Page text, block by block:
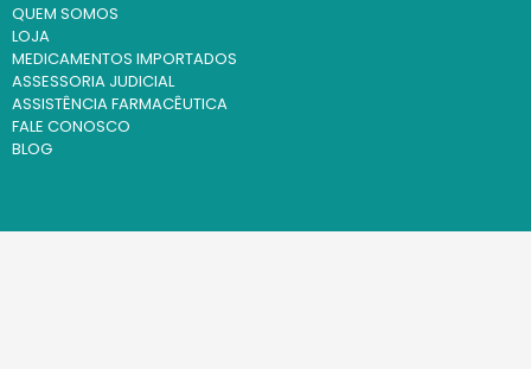
QUEM SOMOS
LOJA
MEDICAMENTOS IMPORTADOS
ASSESSORIA JUDICIAL
ASSISTÊNCIA FARMACÊUTICA
FALE CONOSCO
BLOG